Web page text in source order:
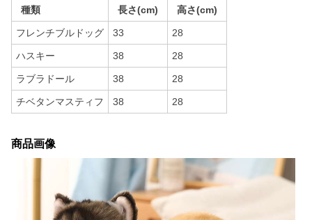
種類 長さ(cm) 高さ(cm)
フレンチブルドッグ 33 28
ハスキー 38 28
ラブラドール 38 28
チベタンマスティフ 38 28
商品画像